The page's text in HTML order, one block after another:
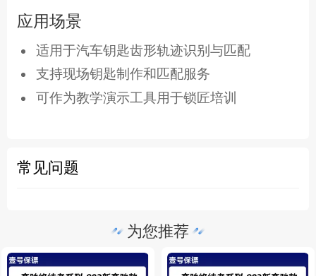
应用场景
适用于汽车钥匙齿形轨迹识别与匹配
支持现场钥匙制作和匹配服务
可作为教学演示工具用于锁匠培训
常见问题